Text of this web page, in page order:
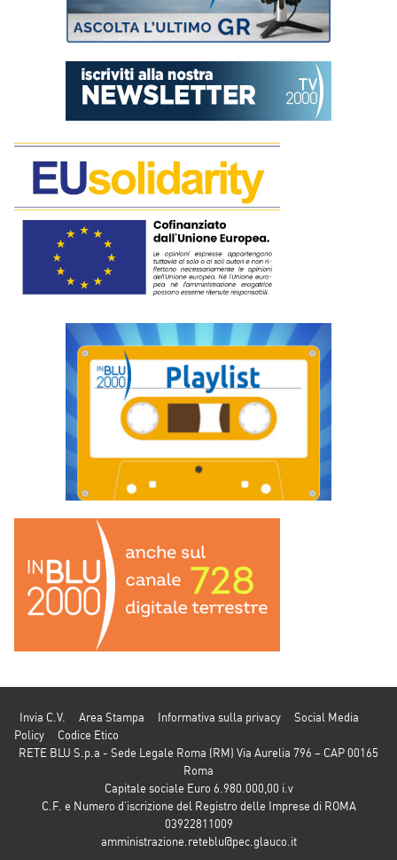
Invia C.V. Area Stampa Informativa sulla privacy
Social Media
Policy
Codice Etico
RETE BLU S.p.a - Sede Legale Roma (RM) Via Aurelia 796 – CAP 00165
Roma
Capitale sociale Euro 6.980.000,00 i.v
C.F. e Numero d’iscrizione del Registro delle Imprese di ROMA
03922811009
amministrazione.reteblu@pec.glauco.it